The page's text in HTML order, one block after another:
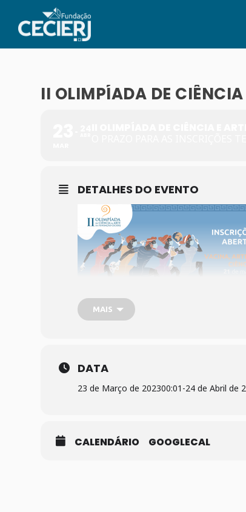
II OLIMPÍADA DE
DETALHES DO EVENTO
realizada pelo professor orientador, por
MAIS
DATA
23 de Março de 202300:01 -24 de Abril de
CALENDÁRIO GOOGLECAL